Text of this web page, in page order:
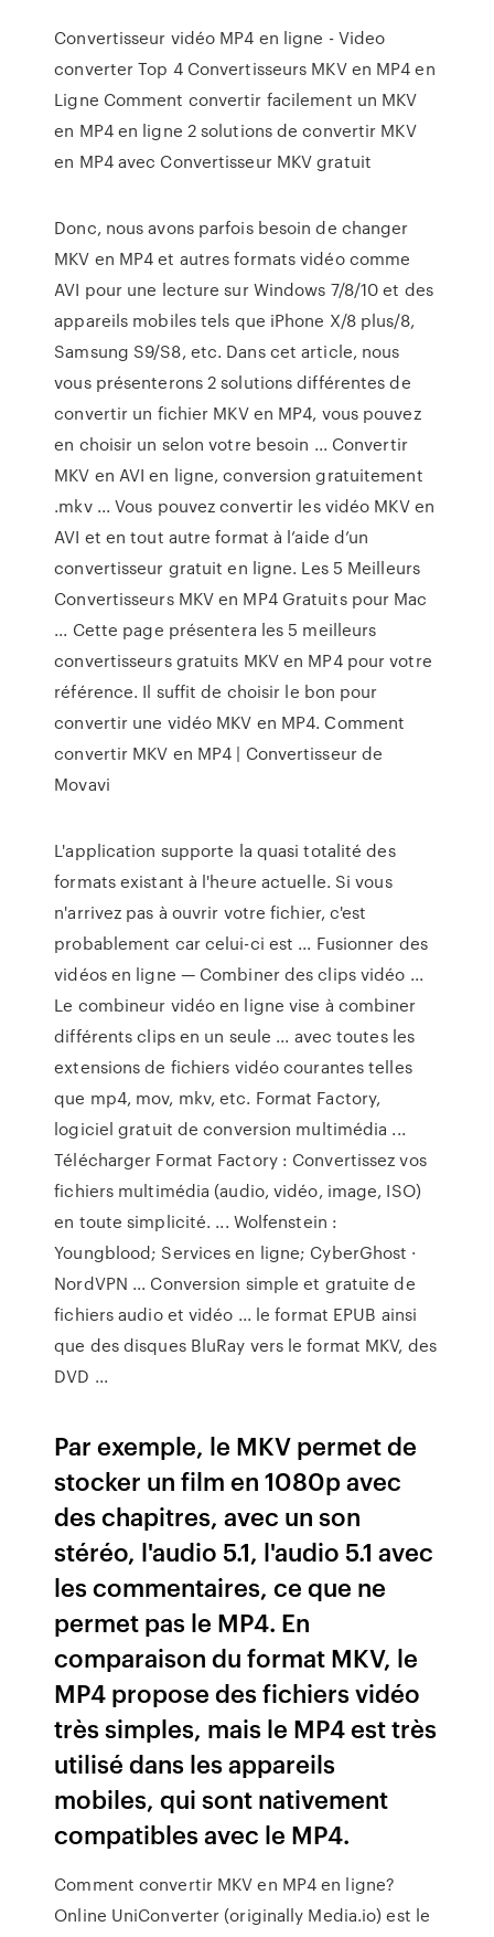
Convertisseur vidéo MP4 en ligne - Video
converter Top 4 Convertisseurs MKV en MP4 en
Ligne Comment convertir facilement un MKV
en MP4 en ligne 2 solutions de convertir MKV
en MP4 avec Convertisseur MKV gratuit
Donc, nous avons parfois besoin de changer
MKV en MP4 et autres formats vidéo comme
AVI pour une lecture sur Windows 7/8/10 et des
appareils mobiles tels que iPhone X/8 plus/8,
Samsung S9/S8, etc. Dans cet article, nous
vous présenterons 2 solutions différentes de
convertir un fichier MKV en MP4, vous pouvez
en choisir un selon votre besoin ... Convertir
MKV en AVI en ligne, conversion gratuitement
.mkv ... Vous pouvez convertir les vidéo MKV en
AVI et en tout autre format à l’aide d’un
convertisseur gratuit en ligne. Les 5 Meilleurs
Convertisseurs MKV en MP4 Gratuits pour Mac
... Cette page présentera les 5 meilleurs
convertisseurs gratuits MKV en MP4 pour votre
référence. Il suffit de choisir le bon pour
convertir une vidéo MKV en MP4. Сomment
convertir MKV en MP4 | Convertisseur de
Movavi
L'application supporte la quasi totalité des
formats existant à l'heure actuelle. Si vous
n'arrivez pas à ouvrir votre fichier, c'est
probablement car celui-ci est ... Fusionner des
vidéos en ligne — Combiner des clips vidéo ...
Le combineur vidéo en ligne vise à combiner
différents clips en un seule ... avec toutes les
extensions de fichiers vidéo courantes telles
que mp4, mov, mkv, etc. Format Factory,
logiciel gratuit de conversion multimédia ...
Télécharger Format Factory : Convertissez vos
fichiers multimédia (audio, vidéo, image, ISO)
en toute simplicité. ... Wolfenstein :
Youngblood; Services en ligne; CyberGhost ·
NordVPN ... Conversion simple et gratuite de
fichiers audio et vidéo ... le format EPUB ainsi
que des disques BluRay vers le format MKV, des
DVD ...
Par exemple, le MKV permet de
stocker un film en 1080p avec
des chapitres, avec un son
stéréo, l'audio 5.1, l'audio 5.1 avec
les commentaires, ce que ne
permet pas le MP4. En
comparaison du format MKV, le
MP4 propose des fichiers vidéo
très simples, mais le MP4 est très
utilisé dans les appareils
mobiles, qui sont nativement
compatibles avec le MP4.
Comment convertir MKV en MP4 en ligne?
Online UniConverter (originally Media.io) est le